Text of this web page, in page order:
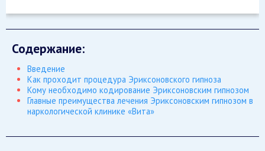
Содержание:
Введение
Как проходит процедура Эриксоновского гипноза
Кому необходимо кодирование Эриксоновским гипнозом
Главные преимущества лечения Эриксоновским гипнозом в
наркологической клинике «Вита»